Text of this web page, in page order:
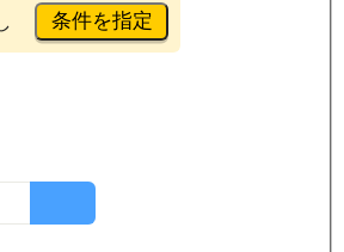
条件を指定